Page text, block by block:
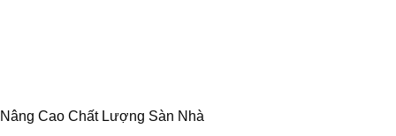
Nâng Cao Chất Lượng Sàn Nhà